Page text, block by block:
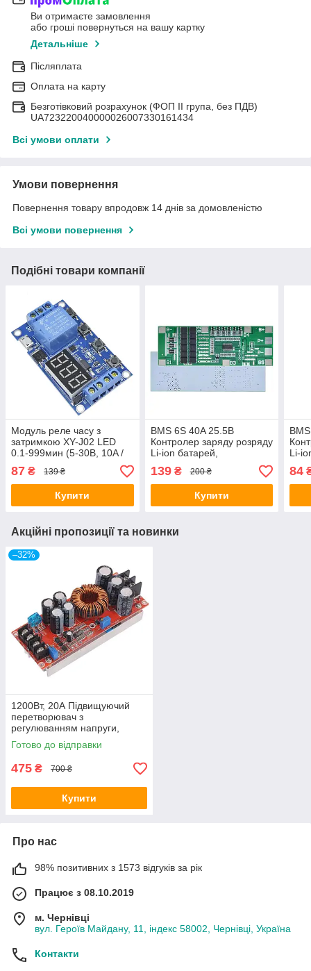
Ви отримаєте замовлення
або гроші повернуться на вашу картку
Детальніше
Післяплата
Оплата на карту
Безготівковий розрахунок (ФОП II група, без ПДВ)
UA723220040000026007330161434
Всі умови оплати
Умови повернення
Повернення товару впродовж 14 днів за домовленістю
Всі умови повернення
Подібні товари компанії
Модуль реле часу з
затримкою XY-J02 LED
0.1-999мин (5-30В, 10A /
87 ₴ 139 ₴
Купити
BMS 6S 40A 25.5В
Контролер заряду розряду
Li-ion батарей,
139₴ 200 ₴
Купити
Li-
84
Акційні пропозиції та новинки
–32%
1200Вт, 20А Підвищуючий
перетворювач з
регулюванням напруги,
струму, 8-60В до 12-83В
Готово до відправки
475 ₴ 700 ₴
Купити
Про нас
98% позитивних з 1573 відгуків за рік
Працює з 08.10.2019
м. Чернівці
вул. Героїв Майдану, 11, індекс 58002, Чернівці, Україна
Контакти